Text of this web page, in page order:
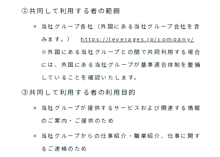
②共同して利用する者の範囲
当社グループ各社（外国にある当社グループ会社を含
みます。） https://leverages.jp/company/
※外国にある当社グループとの間で共同利用する場合
には、外国にある当社グループが基準適合体制を整備
していることを確認いたします。
③共同して利用する者の利用目的
当社グループが提供するサービスおよび関連する情報
のご案内・ご提供のため
当社グループからの仕事紹介・職業紹介、仕事に関す
るご連絡のため